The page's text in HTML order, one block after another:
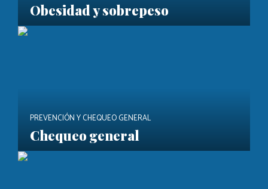
Obesidad y sobrepeso
PREVENCIÓN Y CHEQUEO GENERAL
Chequeo general